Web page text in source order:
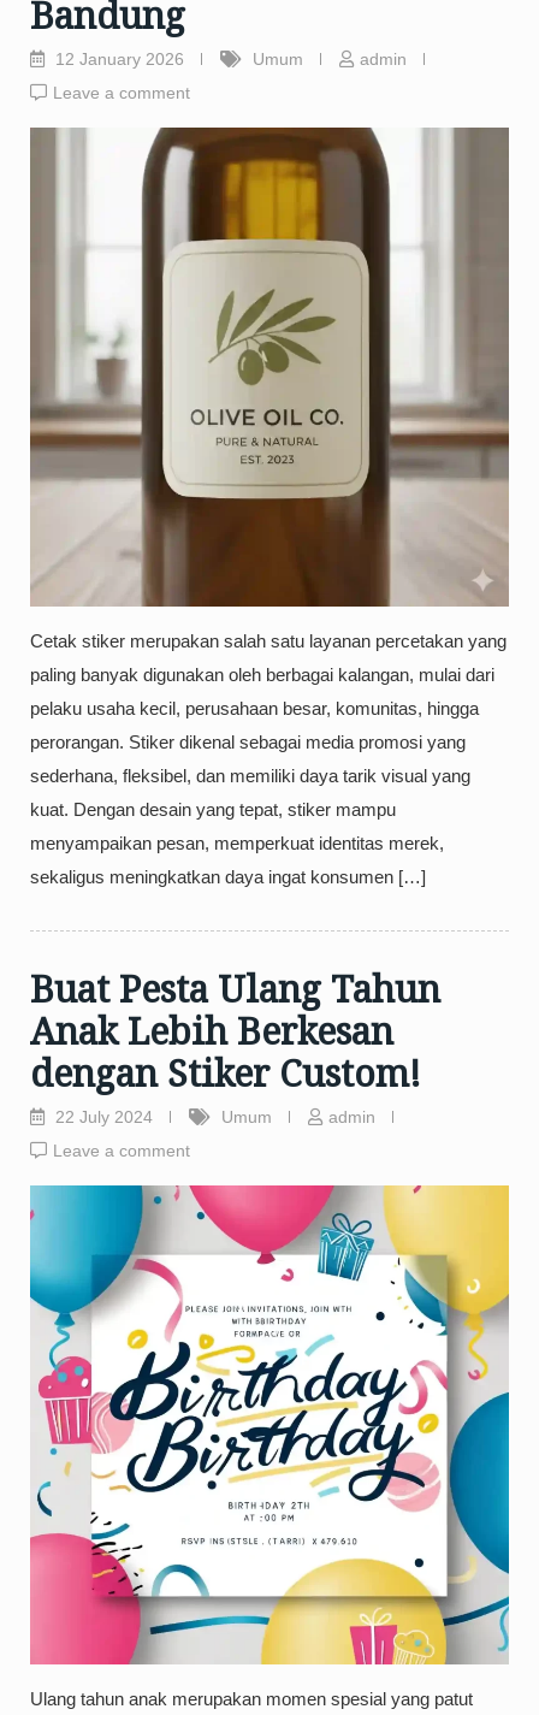
Bandung
12 January 2026 Umum
admin
Leave a comment
Cetak stiker merupakan salah satu layanan percetakan yang
paling banyak digunakan oleh berbagai kalangan, mulai dari
pelaku usaha kecil, perusahaan besar, komunitas, hingga
perorangan. Stiker dikenal sebagai media promosi yang
sederhana, fleksibel, dan memiliki daya tarik visual yang
kuat. Dengan desain yang tepat, stiker mampu
menyampaikan pesan, memperkuat identitas merek,
sekaligus meningkatkan daya ingat konsumen […]
Buat Pesta Ulang Tahun
Anak Lebih Berkesan
dengan Stiker Custom!
22 July 2024 Umum
admin
Leave a comment
Ulang tahun anak merupakan momen spesial yang patut